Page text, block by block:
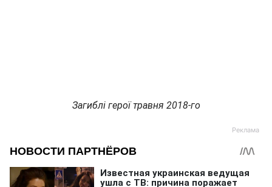
Загиблі герої травня 2018-го